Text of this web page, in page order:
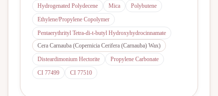
Hydrogenated Polydecene
Mica
Polybutene
Ethylene/Propylene Copolymer
Pentaerythrityl Tetra-di-t-butyl Hydroxyhydrocinnamate
Cera Carnauba (Copernicia Cerifera (Carnauba) Wax)
Disteardimonium Hectorite
Propylene Carbonate
CI 77499
CI 77510